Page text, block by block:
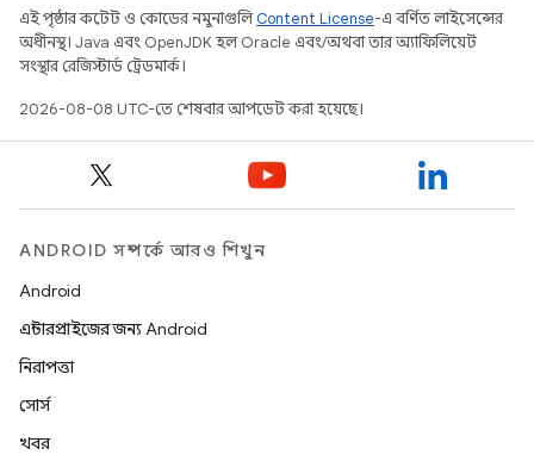
এই পৃষ্ঠার কন্টেন্ট ও কোডের নমুনাগুলিContent License-এ বর্ণিত লাইসেন্সের
অধীনস্থ। Java এবং OpenJDK হল Oracle এবং/অথবা তার অ্যাফিলিয়েট
সংস্থার রেজিস্টার্ড ট্রেডমার্ক।
2026-08-08 UTC-তে শেষবার আপডেট করা হয়েছে।
ANDROID সম্পর্কে আরও শিখুন
Android
এন্টারপ্রাইজের জন্য Android
নিরাপত্তা
সোর্স
খবর